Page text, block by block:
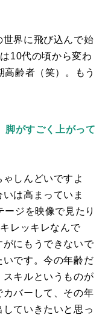
世界に飛び込んで始
10代の頃から変わ
高齢者（笑）。もう
がすごく上がって
ゃしんどいですよ
は高まっていま
ージを映像で見たり
レッキレなんで
にもうできないで
です。今の年齢だ
キルというものが
カバーして、その年
ていきたいと思っ